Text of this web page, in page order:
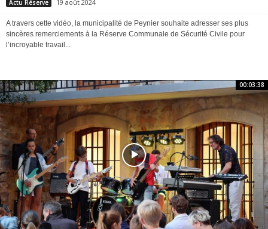
Actu Réserve 19 août 2024
A travers cette vidéo, la municipalité de Peynier souhaite adresser ses plus
sincères remerciements à la Réserve Communale de Sécurité Civile pour
l’incroyable travail...
00:03:38